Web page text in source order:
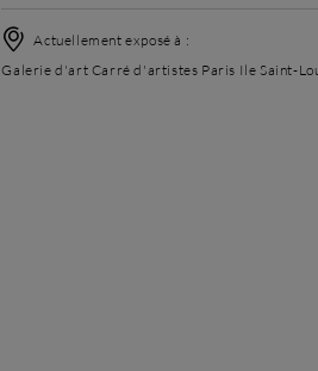
Actuellement exposé à :
Galerie d'art Carré d'artistes Paris Ile Saint-